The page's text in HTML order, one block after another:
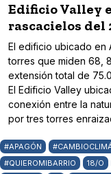
Edificio Valley
rascacielos del
El edificio ubicado en
torres que miden 68,
extensión total de
El Edificio Valley
conexión entre la
por tres torres
#APAGÓN
#QUIEROMIBARRIO
18/O